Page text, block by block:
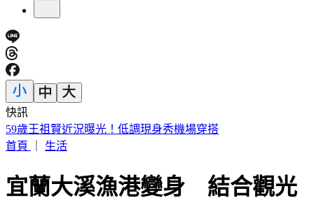
快訊
2026購車風向球 : 看購車趨勢分析，還有好禮天天抽
首頁
生活
宜蘭大溪漁港變身 結合觀光